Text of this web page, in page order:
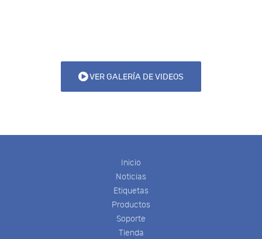
VER GALERÍA DE VIDEOS
Inicio
Noticias
Etiquetas
Productos
Soporte
Tienda